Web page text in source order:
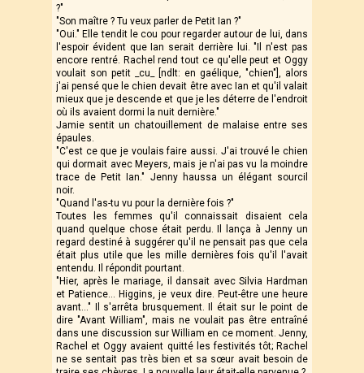
?"
"Son maître ? Tu veux parler de Petit Ian ?"
"Oui." Elle tendit le cou pour regarder autour de lui, dans
l'espoir évident que Ian serait derrière lui. "Il n'est pas
encore rentré. Rachel rend tout ce qu'elle peut et Oggy
voulait son petit _cu_ [ndlt: en gaélique, "chien"], alors
j'ai pensé que le chien devait être avec Ian et qu'il valait
mieux que je descende et que je les déterre de l'endroit
où ils avaient dormi la nuit dernière."
Jamie sentit un chatouillement de malaise entre ses
épaules.
"C'est ce que je voulais faire aussi. J'ai trouvé le chien
qui dormait avec Meyers, mais je n'ai pas vu la moindre
trace de Petit Ian." Jenny haussa un élégant sourcil
noir.
"Quand l'as-tu vu pour la dernière fois ?"
Toutes les femmes qu'il connaissait disaient cela
quand quelque chose était perdu. Il lança à Jenny un
regard destiné à suggérer qu'il ne pensait pas que cela
était plus utile que les mille dernières fois qu'il l'avait
entendu. Il répondit pourtant.
"Hier, après le mariage, il dansait avec Silvia Hardman
et Patience... Higgins, je veux dire. Peut-être une heure
avant…" Il s'arrêta brusquement. Il était sur le point de
dire "Avant William", mais ne voulait pas être entraîné
dans une discussion sur William en ce moment. Jenny,
Rachel et Oggy avaient quitté les festivités tôt; Rachel
ne se sentait pas très bien et sa sœur avait besoin de